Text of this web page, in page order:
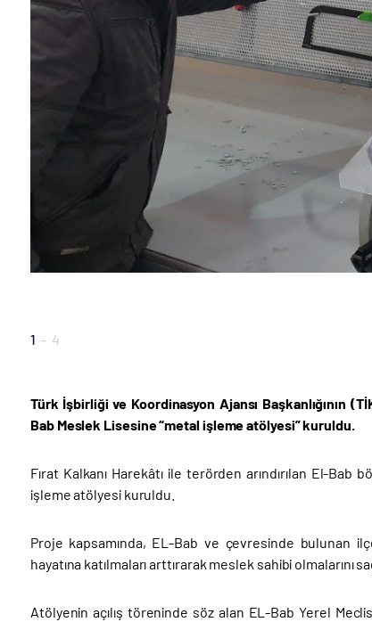
1 - 4
Türk İşbirliği ve Koordinasyon Ajansı Başkanlığının
Bab Meslek Lisesine “metal işleme atölyesi” kuruldu.
Fırat Kalkanı Harekâtı ile terörden arındırılan El-
işleme atölyesi kuruldu.
Proje kapsamında, EL-Bab ve çevresinde bulunan
hayatına katılmaları arttırarak meslek sahibi olmalarını
Atölyenin açılış töreninde söz alan EL-Bab Yerel